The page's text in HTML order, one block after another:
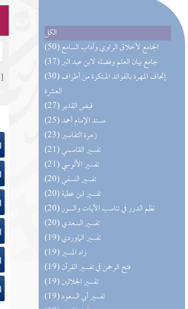
الكل
(50) الجامع لأخلاق الراوي وآداب السامع
(37) جامع بيان العلم وفضله لابن عبد البر
(30) إتحاف المهرة بالفوائد المبتكرة من أطراف
العشرة
(27) فيض القدير
(25) مسند الإمام أحمد
(23) زهرة التفاسير
(21) تفسير القاسمي
(21) تفسير الألوسي
(20) تفسير النسفي
(20) تفسير ابن عطية
(20) نظم الدرر في تناسب الآيات والسور
(20) تفسير السعدي
(19) تفسير الماوردي
(19) زاد المسير
(19) فتح الرحمن في تفسير القرآن
(19) تفسير الجلالين
(19) تفسير أبي السعود